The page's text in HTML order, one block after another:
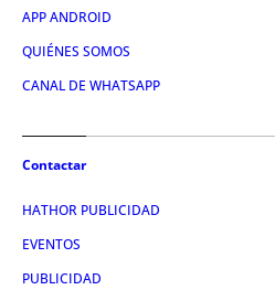
APP ANDROID
QUIÉNES SOMOS
CANAL DE WHATSAPP
Contactar
HATHOR PUBLICIDAD
EVENTOS
PUBLICIDAD